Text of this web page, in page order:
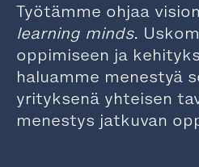
Työtämme ohjaa
learning minds.
oppimiseen ja
haluamme menestyä
yrityksenä yhteisen
menestys jatkuvan